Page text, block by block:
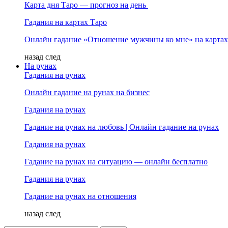
Карта дня Таро — прогноз на день
Гадания на картах Таро
Онлайн гадание «Отношение мужчины ко мне» на
назад след
На рунах
Гадания на рунах
Онлайн гадание на рунах на бизнес
Гадания на рунах
Гадание на рунах на любовь | Онлайн гадание на рунах
Гадания на рунах
Гадание на рунах на ситуацию — онлайн бесплатно
Гадания на рунах
Гадание на рунах на отношения
назад след